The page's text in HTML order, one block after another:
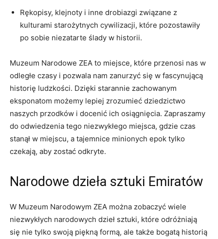
Rękopisy, klejnoty i inne​ drobiazgi związane z
kulturami starożytnych‍ cywilizacji, ⁤które ⁢pozostawiły
po ⁢sobie niezatarte ‍ślady w historii.
Muzeum‌ Narodowe ZEA to miejsce, które przenosi nas w
odległe ‌czasy i pozwala ‌nam‍ zanurzyć się w fascynującą
historię ludzkości. ⁣Dzięki starannie zachowanym
eksponatom możemy lepiej ⁢zrozumieć dziedzictwo‌
naszych przodków i ‌docenić ich​ osiągnięcia. Zapraszamy
do⁢ odwiedzenia tego niezwykłego miejsca, gdzie ‌czas
stanął w miejscu, a tajemnice ​minionych epok tylko
czekają, aby ⁢zostać odkryte.
Narodowe ​dzieła sztuki Emiratów
W Muzeum Narodowym ZEA można zobaczyć wiele
niezwykłych narodowych dzieł sztuki, które odróżniają
się ‌nie tylko swoją piękną‌ formą,‍ ale⁢ także bogatą⁢ historią